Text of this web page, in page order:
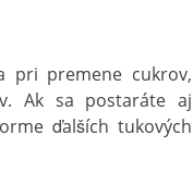
pri premene cukrov,
Ak sa postaráte aj
ďalších tukových